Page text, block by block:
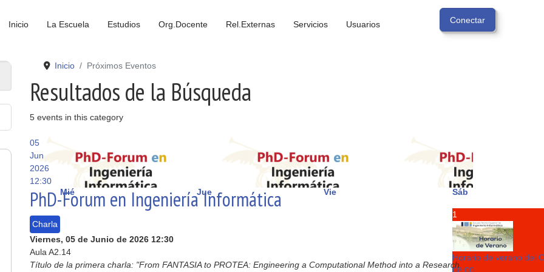
Inicio La Escuela Estudios Org.Docente Rel.Externas Servicios Usuarios
Mié Jue Vie Sáb
1
Horario de verano del
Inicio Próximos Eventos
Resultados de la Búsqueda
5 events in this category
05
Jun
2026
12:30
PhD-Forum en Ingeniería Informática
Charla
Viernes, 05 de Junio de 2026 12:30
Aula A2.14
Título de la primera charla: "From FANTASIA to PROTEA: Engineering a Computational Method into a Research